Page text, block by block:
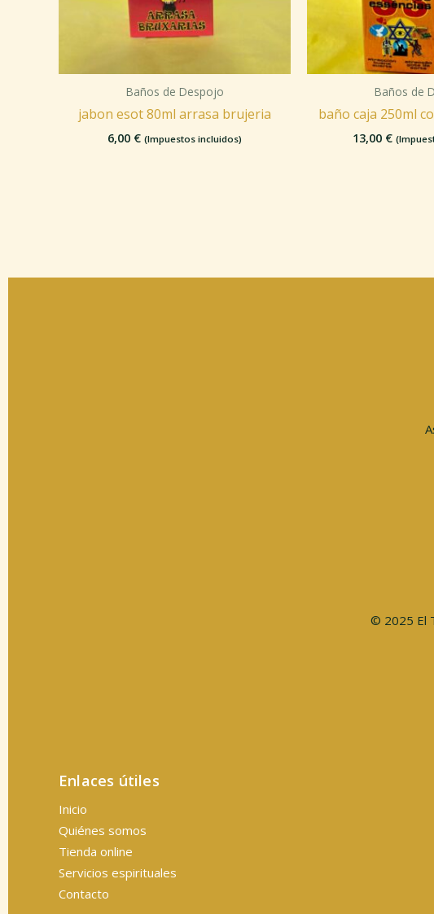
Baños de Despojo
jabon esot 80ml arrasa brujeria
6,00 € (Impuestos incluidos)
Baños de
baño caja 250ml
13,00 €
© 2025 El
Enlaces útiles
Inicio
Quiénes somos
Tienda online
Servicios espirituales
Contacto